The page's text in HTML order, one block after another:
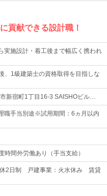
貢献できる設計職！
実施設計・着工後まで幅広く携われ
、1級建築士の資格取得を目指しな
新宿町1丁目16-3 SAISHOビル…
職手当別途※試用期間：6ヵ月以内
間外労働あり（手当支給）
休2日制 戸建事業：火水休み 賃貸